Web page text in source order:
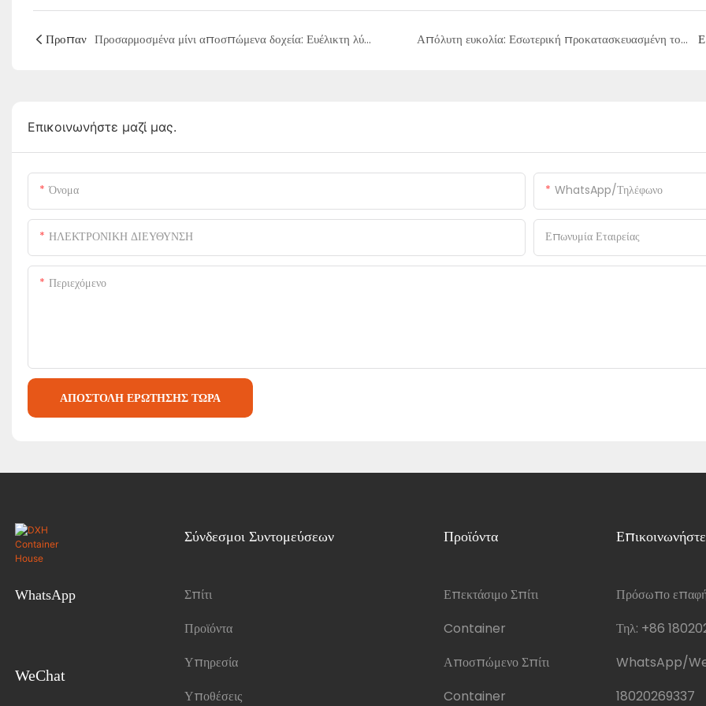
Προπαν Προσαρμοσμένα μίνι αποσπώμενα δοχεία: Ευέλικτη λύση αποθήκευσης για κήπο, κατοικίδια, & εργαλεία Απόλυτη ευκολία: Εσωτερική προκατασκευασμένη τουαλέτα με κοντέινερ με ανώτερα χαρακτηριστικά
Επικοινωνήστε μαζί μας.
Όνομα WhatsApp/Τηλέφωνο
ΗΛΕΚΤΡΟΝΙΚΗ ΔΙΕΥΘΥΝΣΗ Επωνυμία Εταιρείας
Περιεχόμενο
ΑΠΟΣΤΟΛΉ ΕΡΏΤΗΣΗΣ ΤΏΡΑ
WhatsApp
WeChat
Σύνδεσμοι Συντομεύσεων
Σπίτι
Προϊόντα
Υπηρεσία
Υποθέσεις
Προϊόντα
Επεκτάσιμο Σπίτι
Container
Αποσπώμενο Σπίτι
Container
Πρόσωπο
Τηλ: +86
WhatsApp/
18020269337